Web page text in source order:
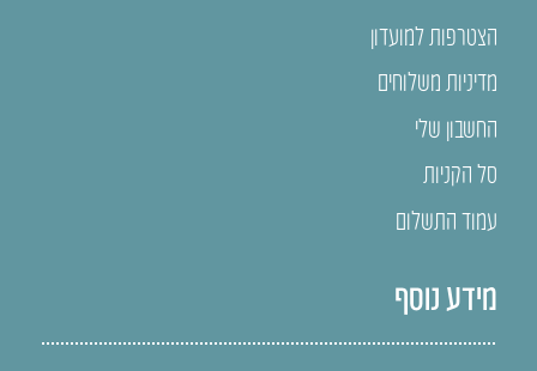
הצטרפות למועדון
מדיניות משלוחים
החשבון שלי
סל הקניות
עמוד התשלום
מידע נוסף